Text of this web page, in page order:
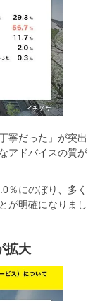
寧だった」が突出
アドバイスの質が
％にのぼり、多く
が明確になりまし
拡大